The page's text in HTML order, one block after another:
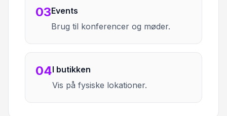
03Events
Brug til konferencer og møder.
04I butikken
Vis på fysiske lokationer.